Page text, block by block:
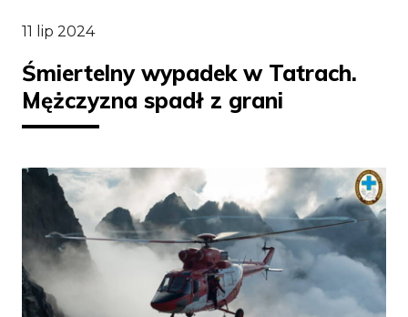
11 lip 2024
Śmiertelny wypadek w Tatrach.
Mężczyzna spadł z grani